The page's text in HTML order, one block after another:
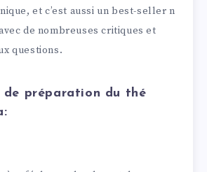
et c’est aussi un best-seller n
de nombreuses critiques et
questions.
de préparation du thé